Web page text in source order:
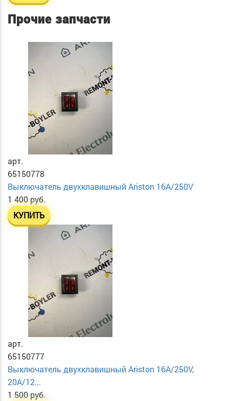
Прочие запчасти
арт.
65150778
Выключатель двухклавишный Ariston 16А/250V
1 400 руб.
КУПИТЬ
арт.
65150777
Выключатель двухклавишный Ariston 16A/250V,
20A/12...
1 500 руб.